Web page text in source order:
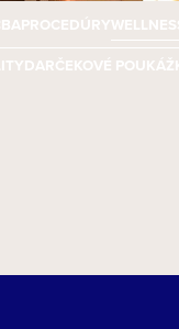
PROCEDÚRY
DARČEKOVÉ